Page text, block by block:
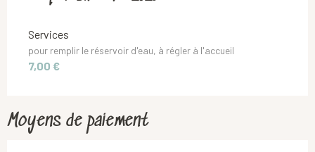
Services
pour remplir le réservoir d'eau, à régler à l'accueil
7,00 €
Moyens de paiement